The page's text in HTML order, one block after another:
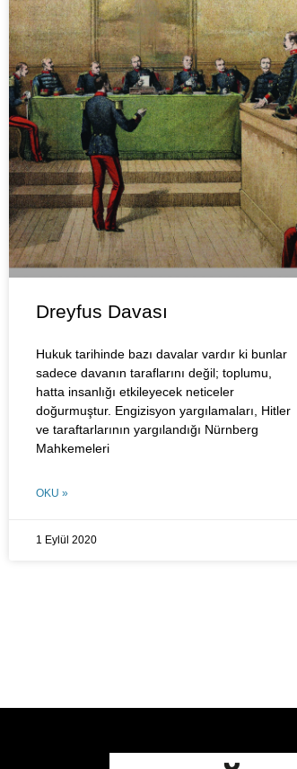
Dreyfus Davası
Hukuk tarihinde bazı davalar vardır ki bunlar
sadece davanın taraflarını değil; toplumu,
hatta insanlığı etkileyecek neticeler
doğurmuştur. Engizisyon yargılamaları, Hitler
ve taraftarlarının yargılandığı Nürnberg
Mahkemeleri
OKU »
1 Eylül 2020